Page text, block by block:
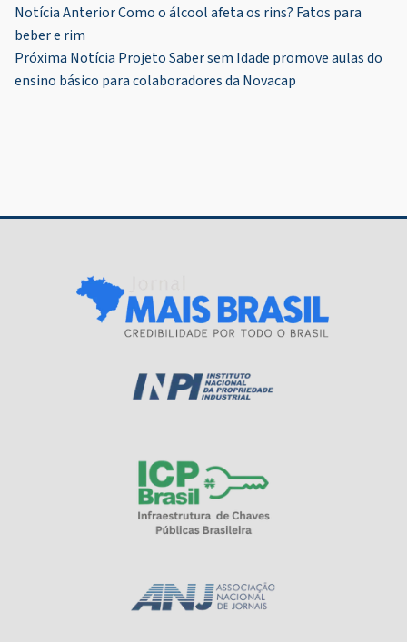
Navegação
de
Post
Notícia AnteriorComo o álcool afeta os rins? Fatos para
beber e rim
Próxima Notícia Projeto Saber sem Idade promove aulas do
ensino básico para colaboradores da Novacap